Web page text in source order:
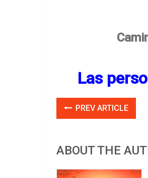
Las
PREV ARTICLE
ABOUT THE